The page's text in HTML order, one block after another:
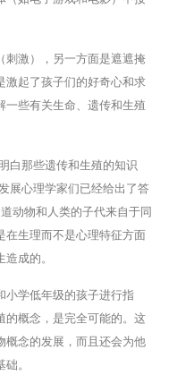
刺激），另一方面是遮遮掩
激起了孩子们的好奇心和求
一些有关生命、遗传和生殖
白那些遗传和生殖的知识
展心理学家们已经给出了答
动物和人类的子代来自于同
在生理而不是心理特征方面
成的。
小学低年级的孩子进行指
的概念，是完全可能的。这
概念的发展，而且还会为他
。